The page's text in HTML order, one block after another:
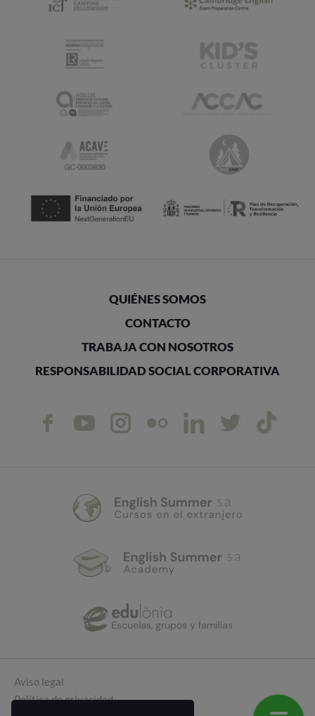
QUIÉNES SOMOS
CONTACTO
TRABAJA CON NOSOTROS
RESPONSABILIDAD SOCIAL CORPORATIVA
Aviso legal
Política de privacidad